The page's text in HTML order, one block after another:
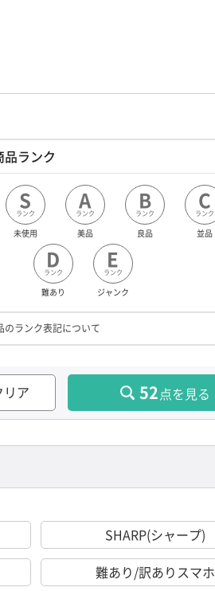
品ランク
S
ランク
未使用
A
ランク
美品
B
ランク
良品
C
ランク
並品
D
ランク
難あり
E
ランク
ジャンク
のランク表記について
リア 52点を見る
SHARP(シャープ)
難あり/訳ありスマホ